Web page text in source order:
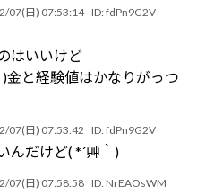
07(日) 07:53:14 ID:fdPn9G2V
はいいけど
金と経験値はかなりがっつ
07(日) 07:53:42 ID:fdPn9G2V
んだけど( *´艸｀)
07(日) 07:58:58 ID: NrEAOsWM